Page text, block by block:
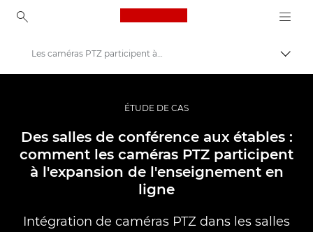
Canon Logo, back to
Vidéo et photographie professionnelles
Études de cas de solutions photo et vidéo professionnelles
Les caméras PTZ participent à l'expansion de l'enseignement en ligne - Canon Europe
ÉTUDE DE CAS
Des salles de conférence aux étables :
comment les caméras PTZ participent
à l'expansion de l'enseignement en
ligne
Intégration de caméras PTZ dans les salles